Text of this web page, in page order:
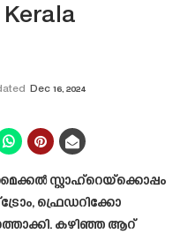
Dec 16, 2024
സ്റ്റാഹ്‌റെയ്‌ക്കൊപ്പം
ഫ്രെഡറിക്കോ
കഴിഞ്ഞ ആറ്